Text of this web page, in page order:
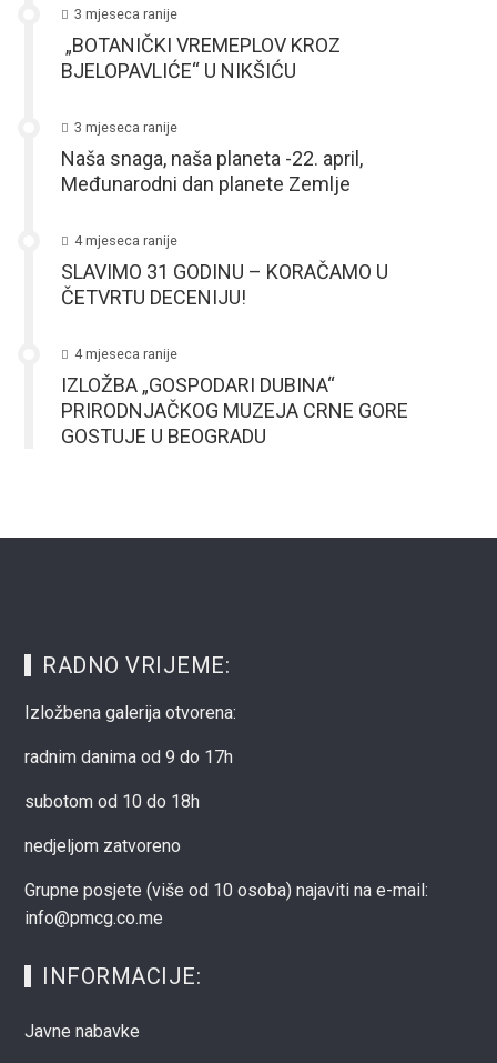
3 mjeseca ranije
„BOTANIČKI VREMEPLOV KROZ
BJELOPAVLIĆE“ U NIKŠIĆU
3 mjeseca ranije
Naša snaga, naša planeta -22. april,
Međunarodni dan planete Zemlje
4 mjeseca ranije
SLAVIMO 31 GODINU – KORAČAMO U
ČETVRTU DECENIJU!
4 mjeseca ranije
IZLOŽBA „GOSPODARI DUBINA“
PRIRODNJAČKOG MUZEJA CRNE GORE
GOSTUJE U BEOGRADU
RADNO VRIJEME:
Izložbena galerija otvorena:
radnim danima od 9 do 17h
subotom od 10 do 18h
nedjeljom zatvoreno
Grupne posjete (više od 10 osoba) najaviti na e-mail:
info@pmcg.co.me
INFORMACIJE:
Javne nabavke